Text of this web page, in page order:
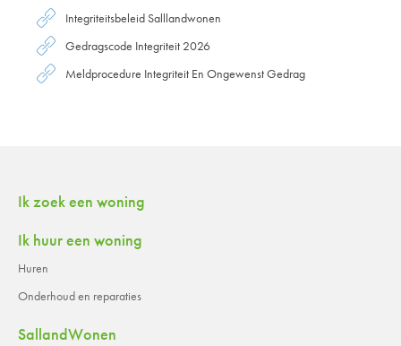
Integriteitsbeleid Salllandwonen
Gedragscode Integriteit 2026
Meldprocedure Integriteit En Ongewenst Gedrag
Contactinformatie
Ik zoek een woning
Ik huur een woning
Huren
Onderhoud en reparaties
SallandWonen